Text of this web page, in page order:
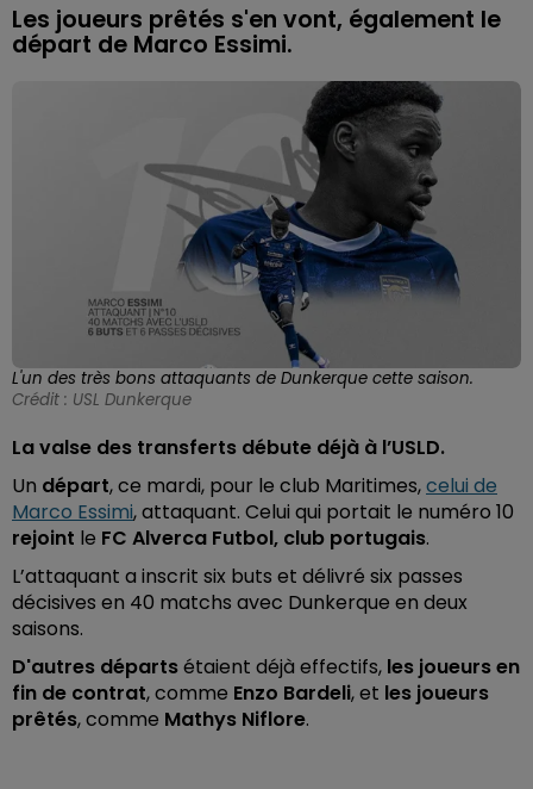
Les joueurs prêtés s'en vont, également le
départ de Marco Essimi.
L'un des très bons attaquants de Dunkerque cette saison.
Crédit : USL Dunkerque
La valse des transferts débute déjà à l’USLD.
Un départ, ce mardi, pour le club Maritimes,celui de
Marco Essimi, attaquant. Celui qui portait le numéro 10
rejoint le FC Alverca Futbol, club portugais.
L’attaquant a inscrit six buts et délivré six passes
décisives en 40 matchs avec Dunkerque en deux
saisons.
D'autres départsétaient déjà effectifs, les joueurs en
fin de contrat, comme Enzo Bardeli, et les joueurs
prêtés, comme Mathys Niflore.